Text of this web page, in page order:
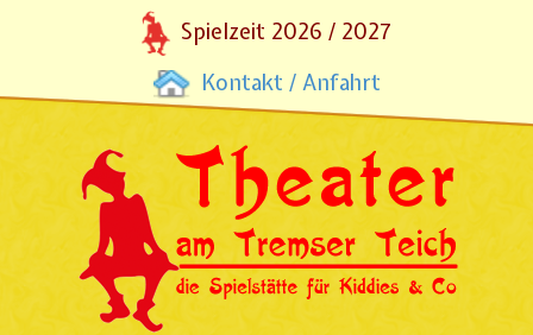
Spielzeit 2026 / 2027
Kontakt / Anfahrt